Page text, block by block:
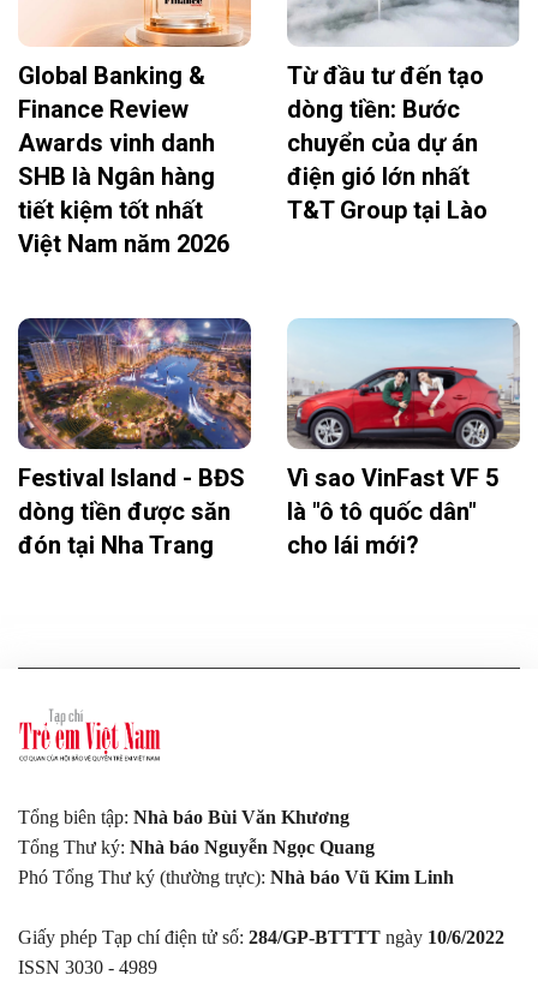
Global Banking &
Finance Review
Awards vinh danh
SHB là Ngân hàng
tiết kiệm tốt nhất
Việt Nam năm 2026
Từ đầu tư đến tạo
dòng tiền: Bước
chuyển của dự án
điện gió lớn nhất
T&T Group tại Lào
Festival Island - BĐS
dòng tiền được săn
đón tại Nha Trang
Vì sao VinFast VF 5
là "ô tô quốc dân"
cho lái mới?
Tổng biên tập: Nhà báo Bùi Văn Khương
Tổng Thư ký: Nhà báo Nguyễn Ngọc Quang
Phó Tổng Thư ký (thường trực): Nhà báo Vũ Kim Linh
Giấy phép Tạp chí điện tử số: 284/GP-BTTTT ngày 10/6/2022
ISSN 3030 - 4989